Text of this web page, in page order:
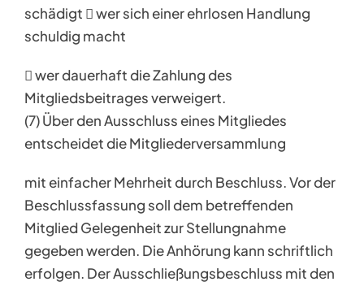
schädigt  wer sich einer ehrlosen Handlung
schuldig macht
 wer dauerhaft die Zahlung des
Mitgliedsbeitrages verweigert.
(7) Über den Ausschluss eines Mitgliedes
entscheidet die Mitgliederversammlung
mit einfacher Mehrheit durch Beschluss. Vor der
Beschlussfassung soll dem betreffenden
Mitglied Gelegenheit zur Stellungnahme
gegeben werden. Die Anhörung kann schriftlich
erfolgen. Der Ausschließungsbeschluss mit den